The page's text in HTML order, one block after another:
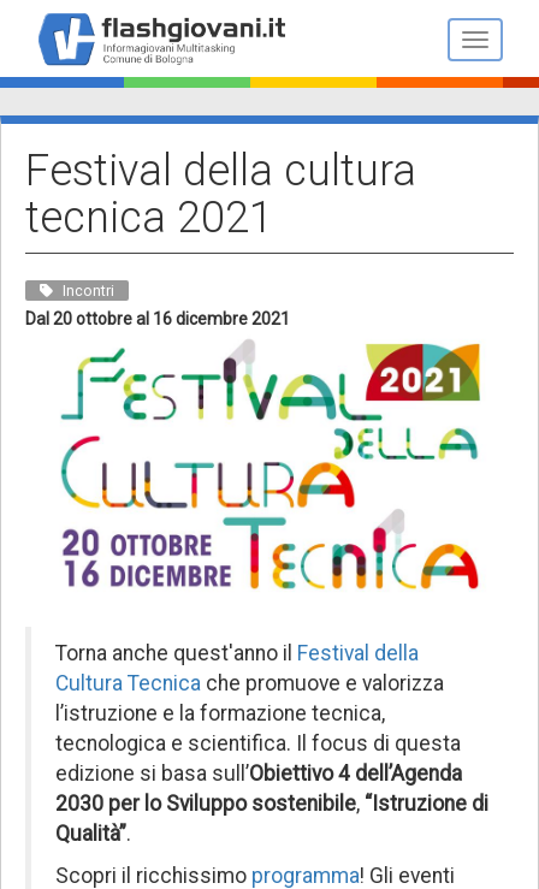
contenuto
principale
Toggle
Festival della cultura
tecnica 2021
Incontri
Dal 20 ottobre al 16 dicembre 2021
Torna anche quest'anno il Festival della
Cultura Tecnica che promuove e valorizza
l’istruzione e la formazione tecnica,
tecnologica e scientifica. Il focus di questa
edizione si basa sull’Obiettivo 4 dell’Agenda
2030 per lo Sviluppo sostenibile, “Istruzione di
Qualità”.
Scopri il ricchissimo programma! Gli eventi